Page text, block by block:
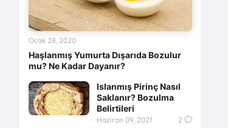
Haşlanmış Yumurta Dışarıda Bozulur
mu? Ne Kadar Dayanır?
Ocak 28, 2020
Islanmış Pirinç Nasıl
Saklanır? Bozulma
Belirtileri
Haziran 09, 2021 2